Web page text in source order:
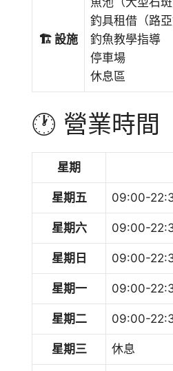
🏗️ 設施
釣具租借（路亞
釣魚教學指導
停車場
休息區
🕐 營業時間
星期
星期五 09:00-
星期六 09:00-
星期日 09:00-
星期一 09:00-
星期二 09:00-
星期三 休息